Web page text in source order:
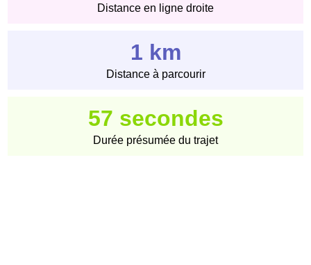
Distance en ligne droite
1 km
Distance à parcourir
57 secondes
Durée présumée du trajet